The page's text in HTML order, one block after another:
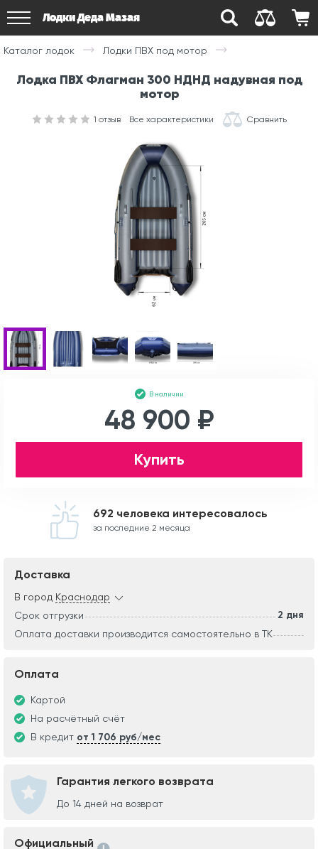
Лодки Деда Мазая
Каталог лодок Лодки ПВХ под мотор
Лодка ПВХ Флагман 300 НДНД надувная под
мотор
1 отзыв Все характеристики Сравнить
В наличии
48 900 ₽
Купить
692 человека интересовалось
за последние 2 месяца
Доставка
В город Краснодар
Срок отгрузки
2 дня
Оплата доставки производится самостоятельно в ТК
Оплата
Картой
На расчётный счёт
В кредит от 1 706 руб/мес
Гарантия легкого возврата
До 14 дней на возврат
Официальный